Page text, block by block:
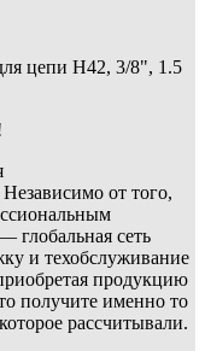
цепи Н42, 3/8", 1.5
от того,
глобальная сеть
и техобслуживание
продукцию
получите именно то
рассчитывали.